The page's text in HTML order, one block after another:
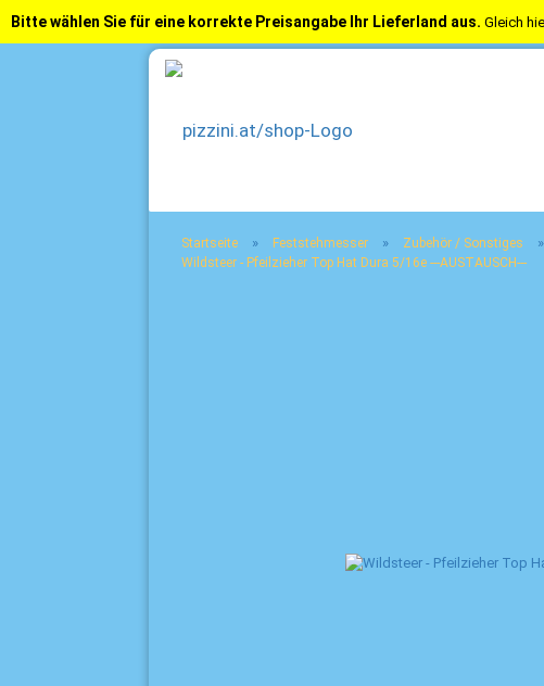
Bitte wählen Sie für eine korrekte Preisangabe Ihr Lieferland aus. Gleich
Startseite » Feststehmesser » Zubehör / Sonstiges »
Wildsteer - Pfeilzieher Top Hat Dura 5/16e ---AUSTAUSCH---